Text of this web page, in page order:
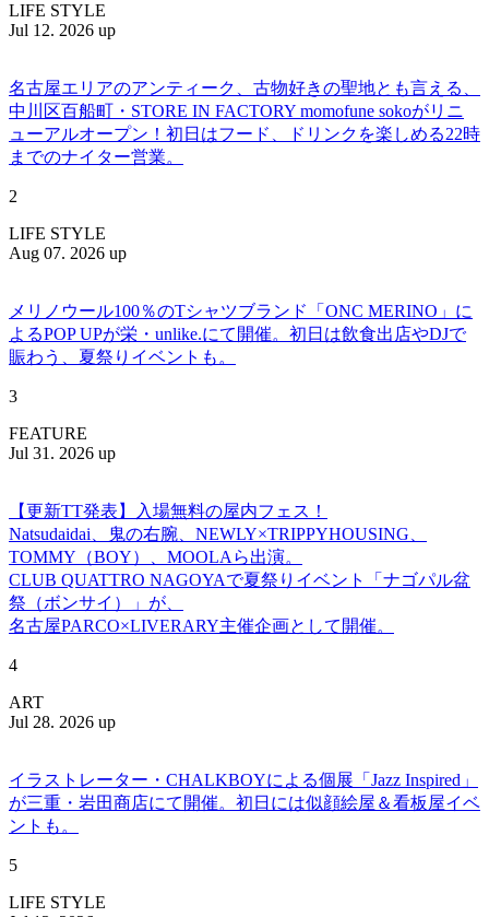
LIFE STYLE
Jul 12. 2026 up
名古屋エリアのアンティーク、古物好きの聖地とも言える、
中川区百船町・STORE IN FACTORY momofune sokoがリニ
ューアルオープン！初日はフード、ドリンクを楽しめる22時
までのナイター営業。
2
LIFE STYLE
Aug 07. 2026 up
メリノウール100％のTシャツブランド「ONC MERINO」に
よるPOP UPが栄・unlike.にて開催。初日は飲食出店やDJで
賑わう、夏祭りイベントも。
3
FEATURE
Jul 31. 2026 up
【更新TT発表】入場無料の屋内フェス！
Natsudaidai、鬼の右腕、NEWLY×TRIPPYHOUSING、
TOMMY（BOY）、MOOLAら出演。
CLUB QUATTRO NAGOYAで夏祭りイベント「ナゴパル盆
祭（ボンサイ）」が、
名古屋PARCO×LIVERARY主催企画として開催。
4
ART
Jul 28. 2026 up
イラストレーター・CHALKBOYによる個展「Jazz Inspired」
が三重・岩田商店にて開催。初日には似顔絵屋＆看板屋イベ
ントも。
5
LIFE STYLE